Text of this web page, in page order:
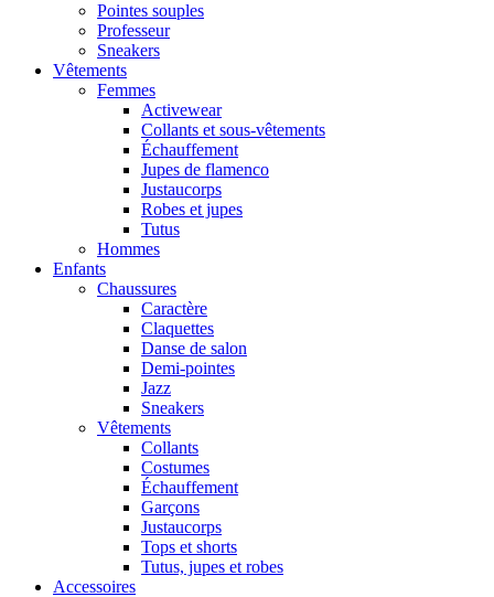
Pointes souples
Professeur
Sneakers
Vêtements
Femmes
Activewear
Collants et sous-vêtements
Échauffement
Jupes de flamenco
Justaucorps
Robes et jupes
Tutus
Hommes
Enfants
Chaussures
Caractère
Claquettes
Danse de salon
Demi-pointes
Jazz
Sneakers
Vêtements
Collants
Costumes
Échauffement
Garçons
Justaucorps
Tops et shorts
Tutus, jupes et robes
Accessoires